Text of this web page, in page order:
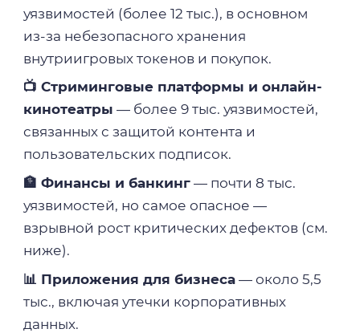
уязвимостей (более 12 тыс.), в основном
из-за небезопасного хранения
внутриигровых токенов и покупок.
📺 Стриминговые платформы и онлайн-
кинотеатры — более 9 тыс. уязвимостей,
связанных с защитой контента и
пользовательских подписок.
🏦 Финансы и банкинг— почти 8 тыс.
уязвимостей, но самое опасное —
взрывной рост критических дефектов (см.
ниже).
📊 Приложения для бизнеса— около 5,5
тыс., включая утечки корпоративных
данных.